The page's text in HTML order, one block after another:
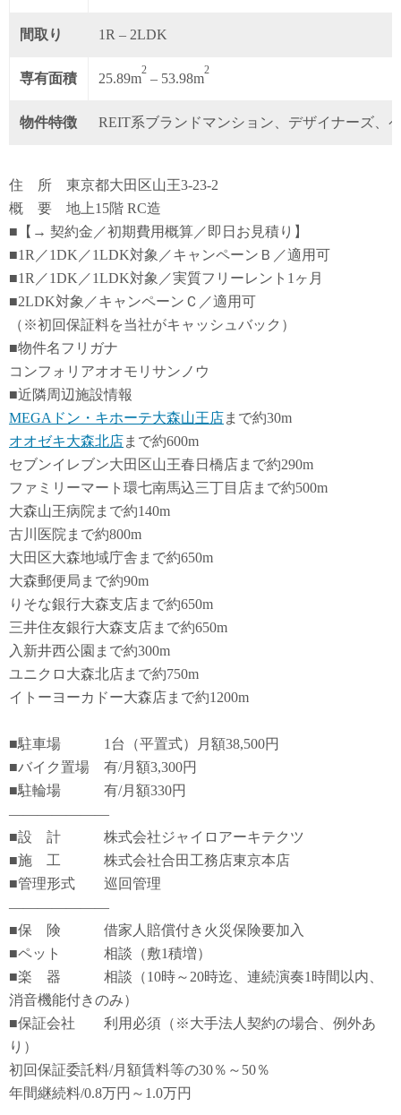
間取り 1R – 2LDK
専有面積 25.89m
2
– 53.98m
2
物件特徴 REIT系ブランドマンション、デザイナーズ、
住 所 東京都大田区山王3-23-2
概 要 地上15階 RC造
■【→ 契約金／初期費用概算／即日お見積り】
■1R／1DK／1LDK対象／キャンペーンＢ／適用可
■1R／1DK／1LDK対象／実質フリーレント1ヶ月
■2LDK対象／キャンペーンＣ／適用可
（※初回保証料を当社がキャッシュバック）
■物件名フリガナ
コンフォリアオオモリサンノウ
■近隣周辺施設情報
MEGAドン・キホーテ大森山王店まで約30m
オオゼキ大森北店まで約600m
セブンイレブン大田区山王春日橋店まで約290m
ファミリーマート環七南馬込三丁目店まで約500m
大森山王病院まで約140m
古川医院まで約800m
大田区大森地域庁舎まで約650m
大森郵便局まで約90m
りそな銀行大森支店まで約650m
三井住友銀行大森支店まで約650m
入新井西公園まで約300m
ユニクロ大森北店まで約750m
イトーヨーカドー大森店まで約1200m
■駐車場 1台（平置式）月額38,500円
■バイク置場 有/月額3,300円
■駐輪場 有/月額330円
―――――――
■設 計 株式会社ジャイロアーキテクツ
■施 工 株式会社合田工務店東京本店
■管理形式 巡回管理
―――――――
■保 険 借家人賠償付き火災保険要加入
■ペット 相談（敷1積増）
■楽 器 相談（10時～20時迄、連続演奏1時間以内、
消音機能付きのみ）
■保証会社 利用必須（※大手法人契約の場合、例外あ
り）
初回保証委託料/月額賃料等の30％～50％
年間継続料/0.8万円～1.0万円